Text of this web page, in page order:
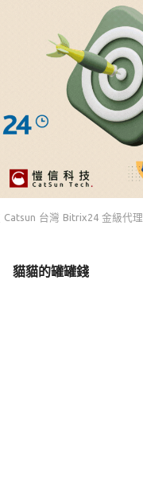
Catsun 台灣 Bitrix24 金級代理
貓貓的罐罐錢